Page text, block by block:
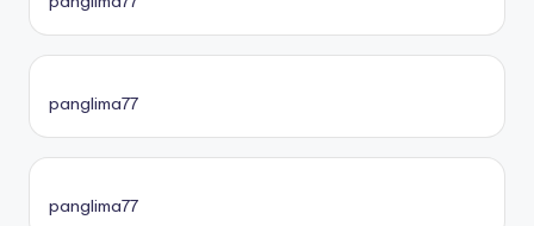
panglima77
panglima77